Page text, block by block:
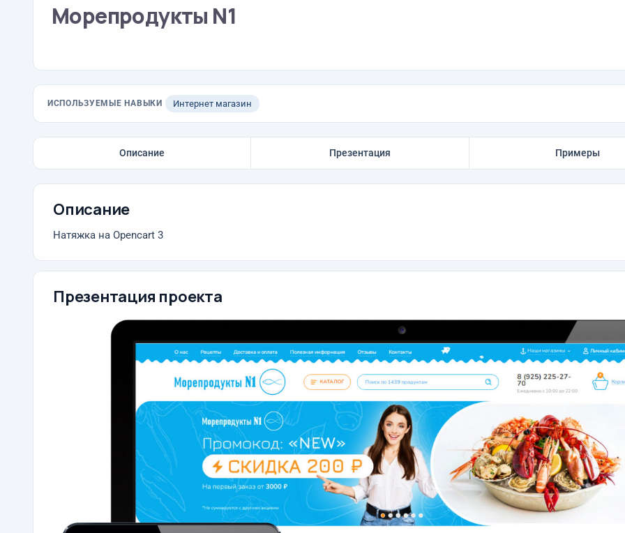
Морепродукты N1
ИСПОЛЬЗУЕМЫЕ НАВЫКИ Интернет магазин
Описание Презентация Примеры
Описание
Натяжка на Opencart 3
Презентация проекта